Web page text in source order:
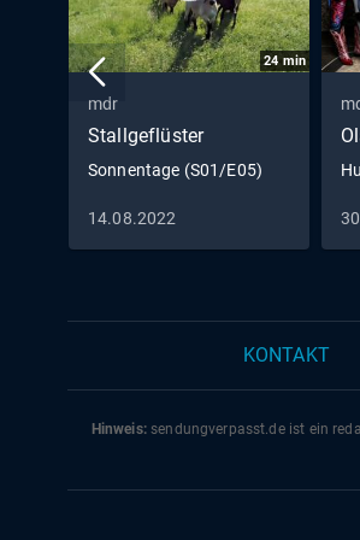
24min
mdr
Stallgeflüster
Sonnentage (S01/E05)
14.08.2022
KONTAKT
Hinweis:sendungverpasst.deist ein